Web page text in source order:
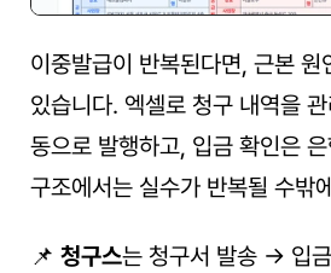
이중발급이 반복된다면, 근본 원
있습니다. 엑셀로 청구 내역을
동으로 발행하고, 입금 확인은
구조에서는 실수가 반복될 수밖
📌 청구스는 청구서 발송 → 입